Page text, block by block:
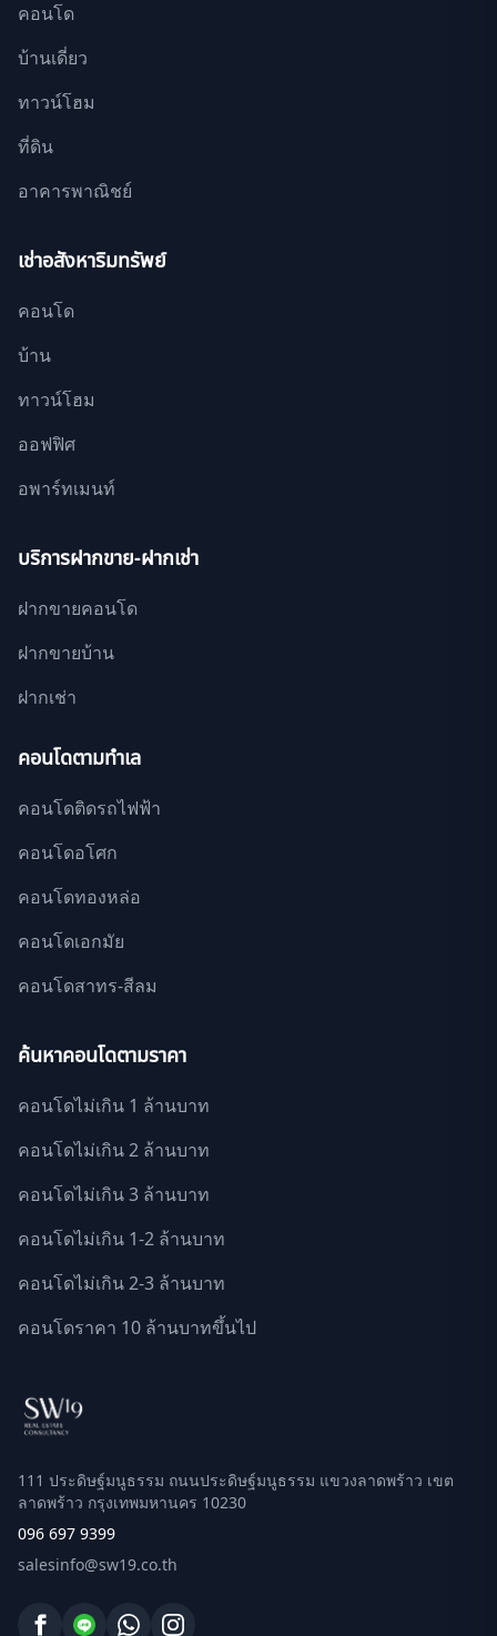
คอนโด
บ้านเดี่ยว
ทาวน์โฮม
ที่ดิน
อาคารพาณิชย์
เช่าอสังหาริมทรัพย์
คอนโด
บ้าน
ทาวน์โฮม
ออฟฟิศ
อพาร์ทเมนท์
บริการฝากขาย-ฝากเช่า
ฝากขายคอนโด
ฝากขายบ้าน
ฝากเช่า
คอนโดตามทำเล
คอนโดติดรถไฟฟ้า
คอนโดอโศก
คอนโดทองหล่อ
คอนโดเอกมัย
คอนโดสาทร-สีลม
ค้นหาคอนโดตามราคา
คอนโดไม่เกิน 1 ล้านบาท
คอนโดไม่เกิน 2 ล้านบาท
คอนโดไม่เกิน 3 ล้านบาท
คอนโดไม่เกิน 1-2 ล้านบาท
คอนโดไม่เกิน 2-3 ล้านบาท
คอนโดราคา 10 ล้านบาทขึ้นไป
111 ประดิษฐ์มนูธรรม ถนนประดิษฐ์มนูธรรม แขวงลาดพร้าว เขต
ลาดพร้าว กรุงเทพมหานคร 10230
096 697 9399
salesinfo@sw19.co.th